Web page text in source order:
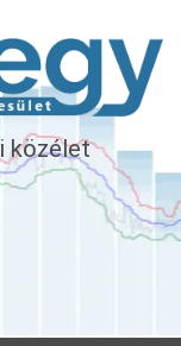
közélet